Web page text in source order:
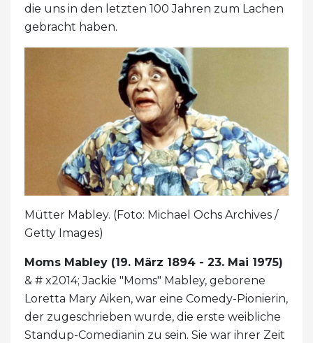
die uns in den letzten 100 Jahren zum Lachen
gebracht haben.
Mütter Mabley. (Foto: Michael Ochs Archives /
Getty Images)
Moms Mabley (19. März 1894 - 23. Mai 1975)
& # x2014; Jackie "Moms" Mabley, geborene
Loretta Mary Aiken, war eine Comedy-Pionierin,
der zugeschrieben wurde, die erste weibliche
Standup-Comedianin zu sein. Sie war ihrer Zeit